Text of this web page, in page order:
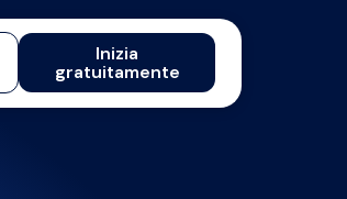
Inizia
gratuitamente